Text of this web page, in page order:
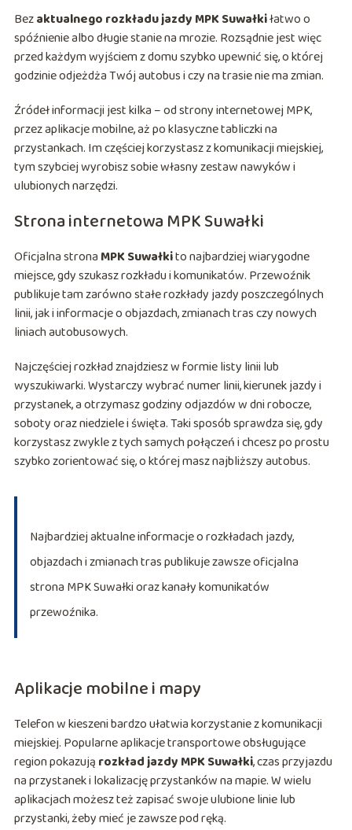
Bezaktualnego rozkładu jazdy MPK Suwałkiłatwo o
spóźnienie albo długie stanie na mrozie. Rozsądnie jest więc
przed każdym wyjściem z domu szybko upewnić się, o której
godzinie odjeżdża Twój autobus i czy na trasie nie ma zmian.
Źródeł informacji jest kilka – od strony internetowej MPK,
przez aplikacje mobilne, aż po klasyczne tabliczki na
przystankach. Im częściej korzystasz z komunikacji miejskiej,
tym szybciej wyrobisz sobie własny zestaw nawyków i
ulubionych narzędzi.
Strona internetowa MPK Suwałki
Oficjalna strona MPK Suwałkito najbardziej wiarygodne
miejsce, gdy szukasz rozkładu i komunikatów. Przewoźnik
publikuje tam zarówno stałe rozkłady jazdy poszczególnych
linii, jak i informacje o objazdach, zmianach tras czy nowych
liniach autobusowych.
Najczęściej rozkład znajdziesz w formie listy linii lub
wyszukiwarki. Wystarczy wybrać numer linii, kierunek jazdy i
przystanek, a otrzymasz godziny odjazdów w dni robocze,
soboty oraz niedziele i święta. Taki sposób sprawdza się, gdy
korzystasz zwykle z tych samych połączeń i chcesz po prostu
szybko zorientować się, o której masz najbliższy autobus.
Najbardziej aktualne informacje o rozkładach jazdy,
objazdach i zmianach tras publikuje zawsze oficjalna
strona MPK Suwałki oraz kanały komunikatów
przewoźnika.
Aplikacje mobilne i mapy
Telefon w kieszeni bardzo ułatwia korzystanie z komunikacji
miejskiej. Popularne aplikacje transportowe obsługujące
region pokazują rozkład jazdy MPK Suwałki, czas przyjazdu
na przystanek i lokalizację przystanków na mapie. W wielu
aplikacjach możesz też zapisać swoje ulubione linie lub
przystanki, żeby mieć je zawsze pod ręką.